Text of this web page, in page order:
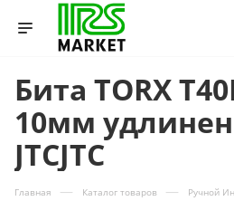
Бита TORX
10мм
JTCJTC
Главная — Каталог товаров — Ручной